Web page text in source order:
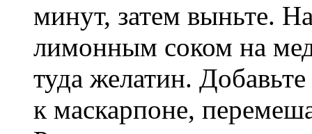
минут, затем выньте.
лимонным соком на
туда желатин.
к маскарпоне,